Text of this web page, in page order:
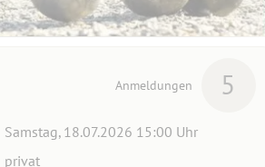
Anmeldungen 5
Samstag, 18.07.2026 15:00 Uhr
privat